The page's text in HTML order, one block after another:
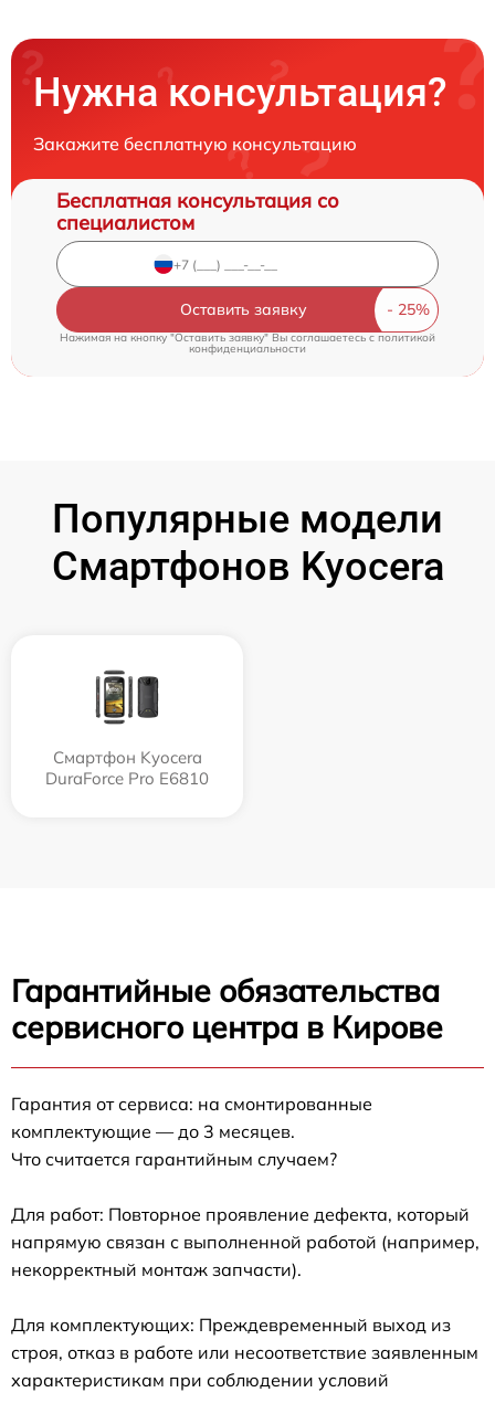
Нужна консультация?
Закажите бесплатную консультацию
Бесплатная консультация со
специалистом
Оставить заявку
Нажимая на кнопку "Оставить заявку" Вы соглашаетесь c политикой
конфиденциальности
Популярные модели
Смартфонов Kyocera
Смартфон Kyocera
DuraForce Pro E6810
Гарантийные обязательства
сервисного центра в Кирове
Гарантия от сервиса: на смонтированные
комплектующие — до 3 месяцев.
Что считается гарантийным случаем?
Для работ: Повторное проявление дефекта, который
напрямую связан с выполненной работой (например,
некорректный монтаж запчасти).
Для комплектующих: Преждевременный выход из
строя, отказ в работе или несоответствие заявленным
характеристикам при соблюдении условий